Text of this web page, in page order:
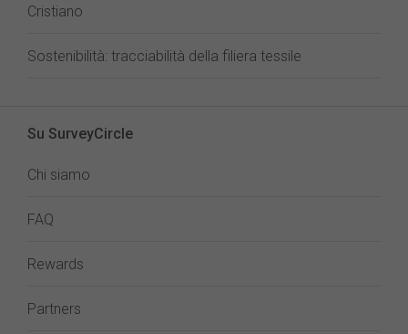
Cristiano
Sostenibilità: tracciabilità della filiera tessile
Su SurveyCircle
Chi siamo
FAQ
Rewards
Partners